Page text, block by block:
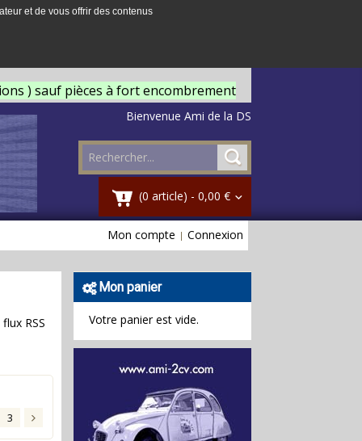
et de vous offrir des contenus
) sauf pièces à fort encombrement
Bienvenue Ami de la DS
(0 article) - 0,00 €
Mon compte Connexion
RSS
3
Mon panier
Votre panier est vide.